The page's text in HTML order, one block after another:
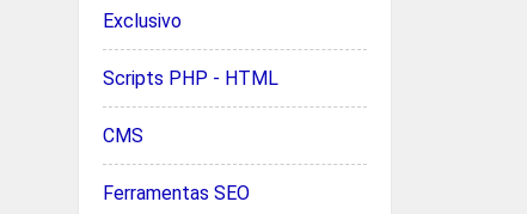
Exclusivo
Scripts PHP - HTML
CMS
Ferramentas SEO